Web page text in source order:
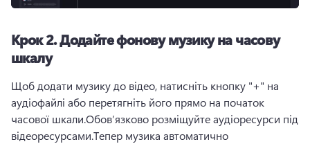
Крок 2.Додайте фонову музику на часову
шкалу
Щоб додати музику до відео, натисніть кнопку "+" на
аудіофайлі або перетягніть його прямо на початок
часової шкали.Обов’язково розміщуйте аудіоресурси під
відеоресурсами.Тепер музика автоматично